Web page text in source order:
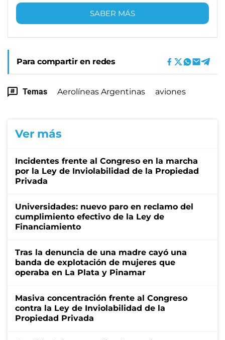
SABER MÁS
Para compartir en redes
Temas Aerolíneas Argentinas aviones
Ver más
Incidentes frente al Congreso en la marcha
por la Ley de Inviolabilidad de la Propiedad
Privada
Universidades: nuevo paro en reclamo del
cumplimiento efectivo de la Ley de
Financiamiento
Tras la denuncia de una madre cayó una
banda de explotación de mujeres que
operaba en La Plata y Pinamar
Masiva concentración frente al Congreso
contra la Ley de Inviolabilidad de la
Propiedad Privada